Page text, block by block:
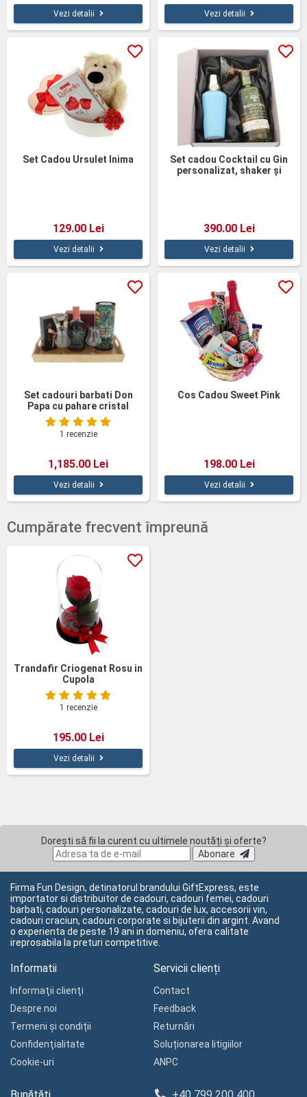
Vezi detalii Vezi detalii
Set Cadou Ursulet Inima
129.00 Lei
Vezi detalii
Set cadou Cocktail cu Gin
personalizat, shaker și
390.00 Lei
Vezi detalii
Set cadouri barbati Don
Papa cu pahare cristal
1 recenzie
1,185.00 Lei
Vezi detalii
Cos Cadou Sweet Pink
198.00 Lei
Vezi detalii
Cumpărate frecvent împreună
Trandafir Criogenat Rosu in
Cupola
1 recenzie
195.00 Lei
Vezi detalii
Dorești să fii la curent cu ultimele noutăți și oferte?
Abonare
Firma Fun Design, detinatorul brandului GiftExpress, este
importator si distribuitor de cadouri, cadouri femei, cadouri
barbati, cadouri personalizate, cadouri de lux, accesorii vin,
cadouri craciun, cadouri corporate si bijuterii din argint. Avand
o experienta de peste 19 ani in domeniu, ofera calitate
ireprosabila la preturi competitive.
Informatii
Informaţii clienţi
Despre noi
Termeni și condiții
Confidenţialitate
Cookie-uri
Servicii clienți
Contact
Feedback
Returnări
Soluționarea litigiilor
ANPC